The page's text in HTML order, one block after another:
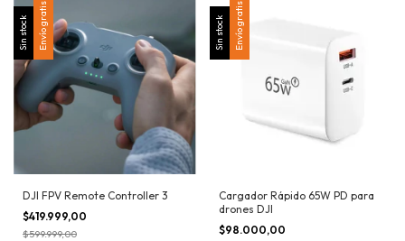
Sin stock Envío gratis
DJI FPV Remote Controller 3
$419.999,00
$599.999,00
Sin stock Envío gratis
Cargador Rápido 65W PD para
drones DJI
$98.000,00